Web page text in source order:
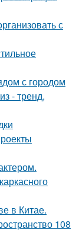
с
с городом
- тренд,
в Китае.
108